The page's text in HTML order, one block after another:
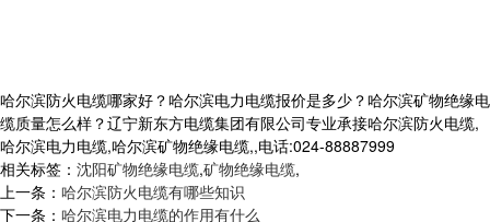
哈尔滨防火电缆哪家好？哈尔滨电力电缆报价是多少？哈尔滨矿物绝缘电
缆质量怎么样？辽宁新东方电缆集团有限公司专业承接哈尔滨防火电缆,
哈尔滨电力电缆,哈尔滨矿物绝缘电缆,,电话:024-88887999
相关标签： 沈阳矿物绝缘电缆,矿物绝缘电缆,
上一条： 哈尔滨防火电缆有哪些知识
下一条： 哈尔滨电力电缆的作用有什么